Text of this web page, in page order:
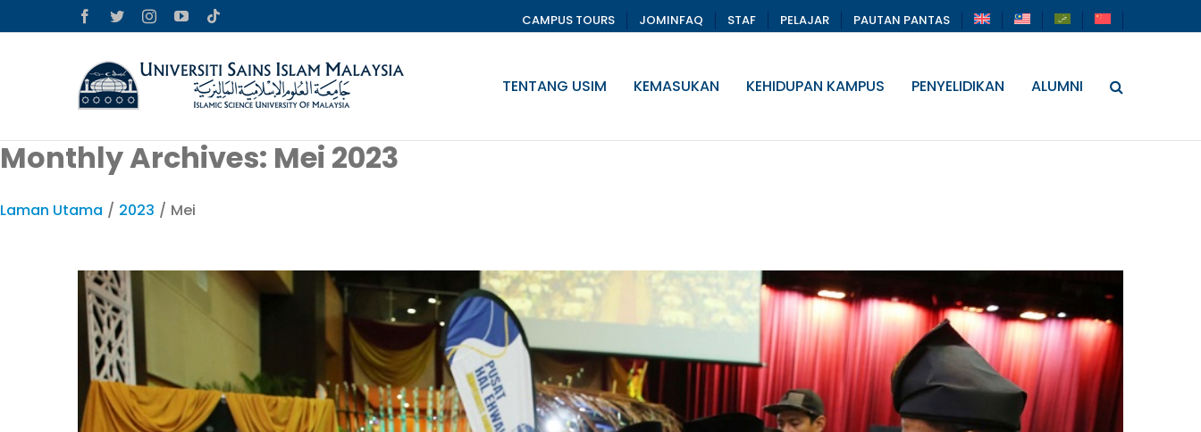
to
Facebook
TwitterInstagramYouTube CAMPUS TOURS JOMINFAQ STAF PELAJAR PAUTAN PANTAS
TENTANG USIM KEMASUKAN KEHIDUPAN KAMPUS PENYELIDIKAN ALUMNI
Monthly Archives: Mei 2023
Laman Utama / 2023 / Mei